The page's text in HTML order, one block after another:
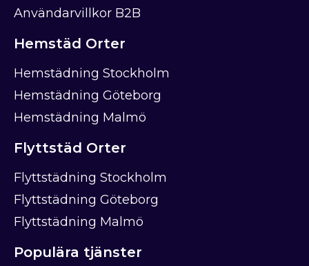
Populära tjänster
Flyttstäd Orter
Flyttstädning Stockholm
Flyttstädning Göteborg
Flyttstädning Malmö
Hemstäd Orter
Hemstädning Stockholm
Hemstädning Göteborg
Hemstädning Malmö
Användarvillkor B2B